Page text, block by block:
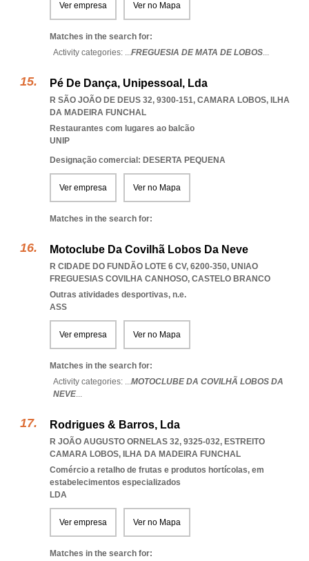
Ver empresa Ver no Mapa
Matches in the search for:
Activity categories: ...FREGUESIA DE MATA DE LOBOS...
Pé De Dança, Unipessoal, Lda
R SÃO JOÃO DE DEUS 32, 9300-151, CAMARA LOBOS, ILHA
DA MADEIRA FUNCHAL
Restaurantes com lugares ao balcão
UNIP
Designação comercial: DESERTA PEQUENA
Ver empresa Ver no Mapa
Matches in the search for:
Motoclube Da Covilhã Lobos Da Neve
R CIDADE DO FUNDÃO LOTE 6 CV, 6200-350, UNIAO
FREGUESIAS COVILHA CANHOSO, CASTELO BRANCO
Outras atividades desportivas, n.e.
ASS
Ver empresa Ver no Mapa
Matches in the search for:
Activity categories: ...MOTOCLUBE DA COVILHÃ LOBOS DA
NEVE...
Rodrigues & Barros, Lda
R JOÃO AUGUSTO ORNELAS 32, 9325-032, ESTREITO
CAMARA LOBOS, ILHA DA MADEIRA FUNCHAL
Comércio a retalho de frutas e produtos hortícolas, em
estabelecimentos especializados
LDA
Ver empresa Ver no Mapa
Matches in the search for: